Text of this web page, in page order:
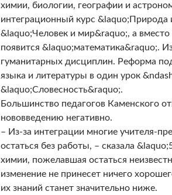
химии, биологии, географии и
интеграционный курс &laquo;Природа
&laquo;Человек и мир&raquo;, а
появится &laquo;математика&raquo;.
гуманитарных дисциплин. Реформа
языка и литературы в один урок
&laquo;Словесность&raquo;.
Большинство педагогов Каменского
нововведению негативно.
– Из-за интеграции многие учителя-
остаться без работы, – сказала
химии, пожелавшая остаться
изменение не принесет ничего
их знаний станет значительно ниже.